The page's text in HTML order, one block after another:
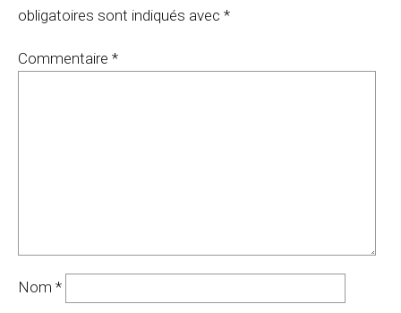
obligatoires sont indiqués avec *
Commentaire *
Nom *